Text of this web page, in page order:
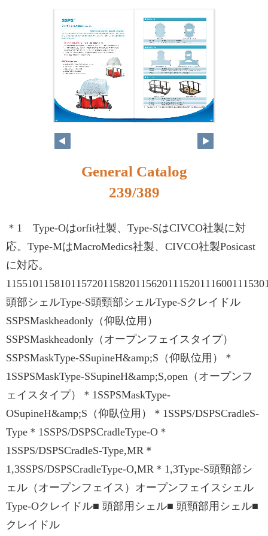
222 223
General Catalog
239/389
＊1 Type-Oはorfit社製、Type-SはCIVCO社製に対
応。Type-MはMacroMedics社製、CIVCO社製Posicast
に対応。
頭部シェルType-S頭頸部シェルType-Sクレイドル
SSPSMaskheadonly（仰臥位用）
SSPSMaskheadonly（オープンフェイスタイプ）
SSPSMaskType-SSupineH&amp;S（仰臥位用）＊
1SSPSMaskType-SSupineH&amp;S,open（オープンフ
ェイスタイプ）＊1SSPSMaskType-
OSupineH&amp;S（仰臥位用）＊1SSPS/DSPSCradleS-
Type＊1SSPS/DSPSCradleType-O＊
1SSPS/DSPSCradleS-Type,MR＊
1,3SSPS/DSPSCradleType-O,MR＊1,3Type-S頭頸部シ
ェル（オープンフェイス）オープンフェイスシェル
Type-Oクレイドル■ 頭部用シェル■ 頭頸部用シェル■
クレイドル